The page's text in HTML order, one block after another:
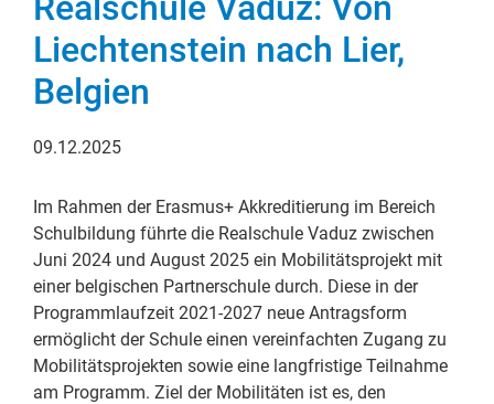
Liechtenstein nach Lier,
Belgien
09.12.2025
Im Rahmen der Erasmus+ Akkreditierung im Bereich
Schulbildung führte die Realschule Vaduz zwischen
Juni 2024 und August 2025 ein Mobilitätsprojekt mit
einer belgischen Partnerschule durch. Diese in der
Programmlaufzeit 2021-2027 neue Antragsform
ermöglicht der Schule einen vereinfachten Zugang zu
Mobilitätsprojekten sowie eine langfristige Teilnahme
am Programm. Ziel der Mobilitäten ist es, den